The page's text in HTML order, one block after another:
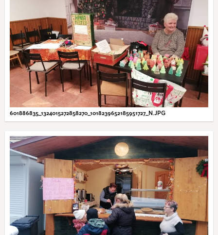
601886835_1324015272858270_1018239652185951727_N.JPG